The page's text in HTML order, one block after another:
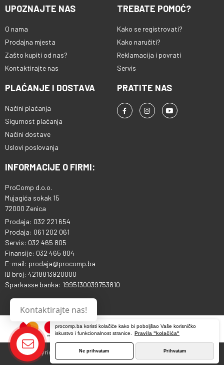
procomp.ba koristi kolačiće kako bi poboljšao Vaše korisničko
iskustvo i funkcionalnost stranice.
Pravila "kolačića"
Ne prihvatam Prihvatam
UPOZNAJTE NAS
O nama
Prodajna mjesta
Zašto kupiti od nas?
Kontaktirajte nas
TREBATE POMOĆ?
Kako se registrovati?
Kako naručiti?
Reklamacija i povrati
Servis
PLAĆANJE I DOSTAVA
Načini plaćanja
Sigurnost plaćanja
Načini dostave
Uslovi poslovanja
PRATITE NAS
INFORMACIJE O FIRMI:
ProComp d.o.o.
Mujagića sokak 15
72000 Zenica
Prodaja: 032 221 654
Prodaja: 061 202 061
Servis: 032 465 805
Finansije: 032 465 804
E-mail: prodaja@procomp.ba
ID broj: 4218813920000
Sparkasse banka: 1995130039753810
Copyright © 2013 - 2026 ProComp d.o.o. Sva prava pridržana.
Kontaktirajte nas!